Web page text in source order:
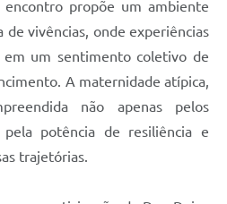
encontro propõe um ambiente
vivências, onde experiências
em um sentimento coletivo de
A maternidade atípica,
não apenas pelos
potência de resiliência e
trajetórias.